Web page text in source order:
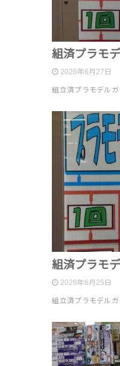
組済プラモ
2026年6月27日
組立済プラモデル
組済プラモ
2026年6月25日
組立済プラモデル